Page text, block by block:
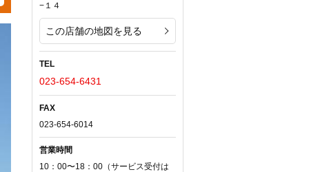
−１４
この店舗の地図を見る
TEL
023-654-6431
FAX
023-654-6014
営業時間
10：00〜18：00（サービス受付は